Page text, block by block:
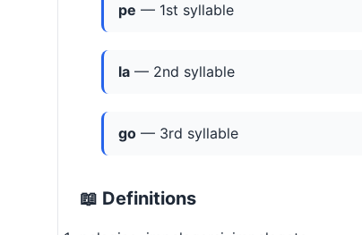
pe — 1st syllable
la — 2nd syllable
go — 3rd syllable
📖 Definitions